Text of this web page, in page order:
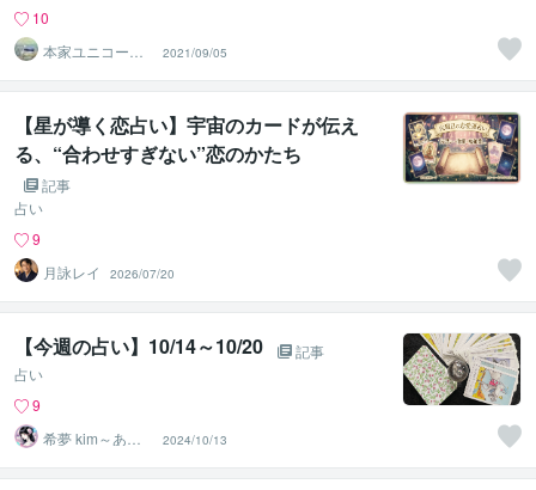
10
本家ユニコーン
の使者桜10周年
ありがとう
2021/09/05
【星が導く恋占い】宇宙のカードが伝え
る、“合わせすぎない”恋のかたち
記事
占い
9
月詠レイ
2026/07/20
【今週の占い】10/14～10/20
記事
占い
9
希夢 kim～あな
たに寄り添う癒
し人～
2024/10/13